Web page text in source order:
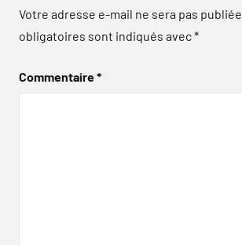
Votre adresse e-mail ne sera pas publiée.
obligatoires sont indiqués avec*
Commentaire*